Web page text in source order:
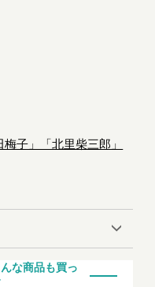
子」「北里柴三郎」
な商品も買っ